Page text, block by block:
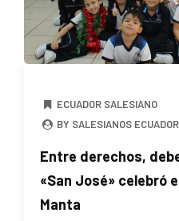
ECUADOR SALESIANO
BY SALESIANOS ECUADOR
Entre derechos,
«San José» celebró
Manta